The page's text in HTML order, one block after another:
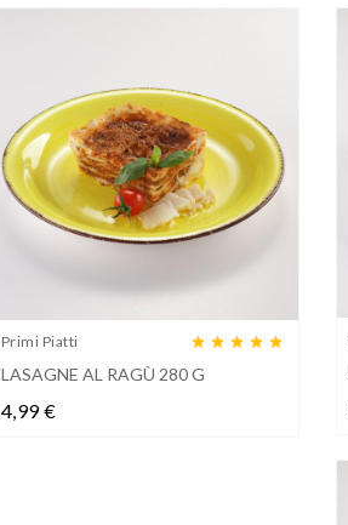
Primi Piatti
LASAGNE AL RAGÙ 280 G
4,99 €Prezzo